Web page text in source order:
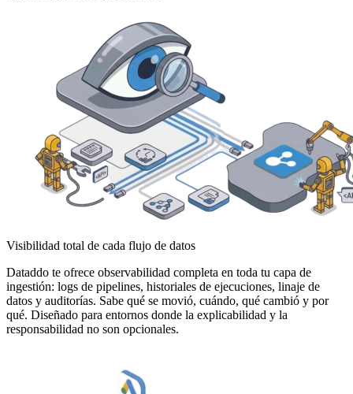
Visibilidad total de cada flujo de datos
Dataddo te ofrece observabilidad completa en toda tu capa de
ingestión: logs de pipelines, historiales de ejecuciones, linaje de
datos y auditorías. Sabe qué se movió, cuándo, qué cambió y por
qué. Diseñado para entornos donde la explicabilidad y la
responsabilidad no son opcionales.